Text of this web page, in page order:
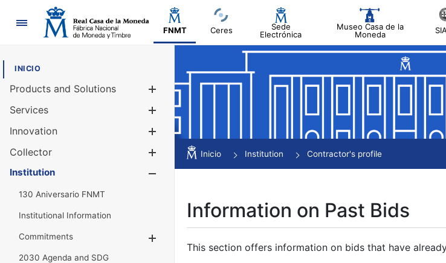
Navigation
FNMT Ceres
Sede
Electrónica
Museo Casa de la
Moneda
INICIO
Products and Solutions
Services
Innovation
Collector
Show/Hide
Institution
130 Aniversario FNMT
Institutional Information
Commitments
2030 Agenda and SDG
Inicio Institution Contractor's profile
Information on Past Bids
This section offers information on bids that have